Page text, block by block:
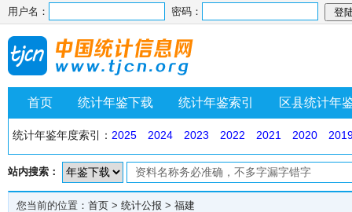
用户名： 密码：
首页 统计年鉴下载 统计年鉴索引 区县统计年
统计年鉴年度索引： 2025 2024 2023 2022 2021 2020
站内搜索：
您当前的位置： 首页 > 统计公报 > 福建